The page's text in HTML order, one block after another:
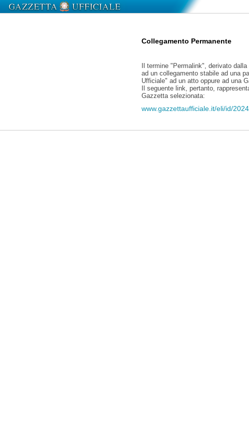
Collegamento Permanente
Il termine "Permalink", derivato
ad un collegamento stabile ad una
Ufficiale" ad un atto oppure ad una
Il seguente link, pertanto,
Gazzetta selezionata:
www.gazzettaufficiale.it/eli/id/